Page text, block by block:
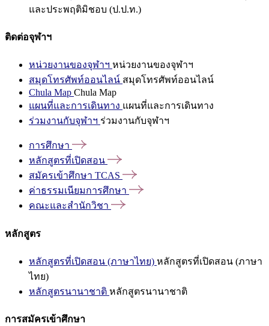
และประพฤติมิชอบ (ป.ป.ท.)
ติดต่อจุฬาฯ
หน่วยงานของจุฬาฯ หน่วยงานของจุฬาฯ
สมุดโทรศัพท์ออนไลน์ สมุดโทรศัพท์ออนไลน์
Chula Map Chula Map
แผนที่และการเดินทาง แผนที่และการเดินทาง
ร่วมงานกับจุฬาฯ ร่วมงานกับจุฬาฯ
การศึกษา
หลักสูตรที่เปิดสอน
สมัครเข้าศึกษา TCAS
ค่าธรรมเนียมการศึกษา
คณะและสำนักวิชา
หลักสูตร
หลักสูตรที่เปิดสอน (ภาษาไทย) หลักสูตรที่เปิดสอน (ภาษา
ไทย)
หลักสูตรนานาชาติ หลักสูตรนานาชาติ
การสมัครเข้าศึกษา